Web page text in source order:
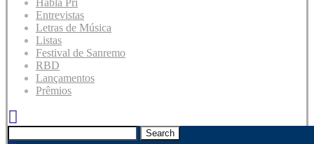
Habla Pri
Entrevistas
Letras de Música
Listas
Festival de Sanremo
RBD
Lançamentos
Prêmios
Search